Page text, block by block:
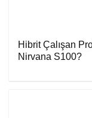
Hibrit Çalışan
Nirvana S100?